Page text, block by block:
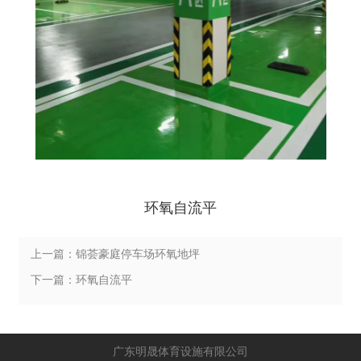
环氧自流平
上一篇：锦荟豪庭停车场环氧地坪
下一篇：环氧自流平
广东明晟体育设施有限公司